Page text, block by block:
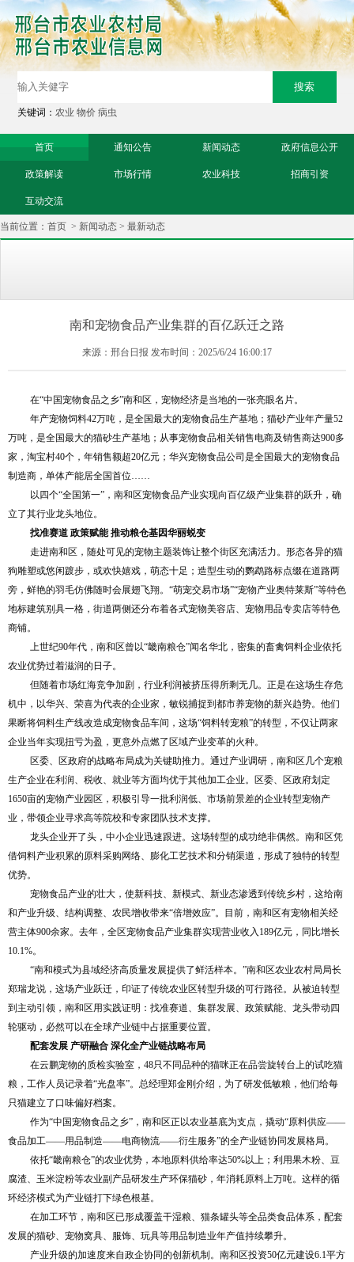
关键词：农业 物价 病虫
首页 通知公告 新闻动态 政府信息公开
政策解读 市场行情 农业科技 招商引资
互动交流
当前位置： 首页 > 新闻动态 > 最新动态
南和宠物食品产业集群的百亿跃迁之路
来源：邢台日报 发布时间：2025/6/24 16:00:17
在“中国宠物食品之乡”南和区，宠物经济是当地的一张亮眼名片。
年产宠物饲料42万吨，是全国最大的宠物食品生产基地；猫砂产业年产量52
万吨，是全国最大的猫砂生产基地；从事宠物食品相关销售电商及销售商达900多
家，淘宝村40个，年销售额超20亿元；华兴宠物食品公司是全国最大的宠物食品
制造商，单体产能居全国首位……
以四个“全国第一”，南和区宠物食品产业实现向百亿级产业集群的跃升，确
立了其行业龙头地位。
找准赛道 政策赋能 推动粮仓基因华丽蜕变
走进南和区，随处可见的宠物主题装饰让整个街区充满活力。形态各异的猫
狗雕塑或悠闲踱步，或欢快嬉戏，萌态十足；造型生动的鹦鹉路标点缀在道路两
旁，鲜艳的羽毛仿佛随时会展翅飞翔。“萌宠交易市场”“宠物产业奥特莱斯”等特色
地标建筑别具一格，街道两侧还分布着各式宠物美容店、宠物用品专卖店等特色
商铺。
上世纪90年代，南和区曾以“畿南粮仓”闻名华北，密集的畜禽饲料企业依托
农业优势过着滋润的日子。
但随着市场红海竞争加剧，行业利润被挤压得所剩无几。正是在这场生存危
机中，以华兴、荣喜为代表的企业家，敏锐捕捉到都市养宠物的新兴趋势。他们
果断将饲料生产线改造成宠物食品车间，这场“饲料转宠粮”的转型，不仅让两家
企业当年实现扭亏为盈，更意外点燃了区域产业变革的火种。
区委、区政府的战略布局成为关键助推力。通过产业调研，南和区几个宠粮
生产企业在利润、税收、就业等方面均优于其他加工企业。区委、区政府划定
1650亩的宠物产业园区，积极引导一批利润低、市场前景差的企业转型宠物产
业，带领企业寻求高等院校和专家团队技术支撑。
龙头企业开了头，中小企业迅速跟进。这场转型的成功绝非偶然。南和区凭
借饲料产业积累的原料采购网络、膨化工艺技术和分销渠道，形成了独特的转型
优势。
宠物食品产业的壮大，使新科技、新模式、新业态渗透到传统乡村，这给南
和产业升级、结构调整、农民增收带来“倍增效应”。目前，南和区有宠物相关经
营主体900余家。去年，全区宠物食品产业集群实现营业收入189亿元，同比增长
10.1%。
“南和模式为县域经济高质量发展提供了鲜活样本。”南和区农业农村局局长
郑瑞龙说，这场产业跃迁，印证了传统农业区转型升级的可行路径。从被迫转型
到主动引领，南和区用实践证明：找准赛道、集群发展、政策赋能、龙头带动四
轮驱动，必然可以在全球产业链中占据重要位置。
配套发展 产研融合 深化全产业链战略布局
在云鹏宠物的质检实验室，48只不同品种的猫咪正在品尝旋转台上的试吃猫
粮，工作人员记录着“光盘率”。总经理郑金刚介绍，为了研发低敏粮，他们给每
只猫建立了口味偏好档案。
作为“中国宠物食品之乡”，南和区正以农业基底为支点，撬动“原料供应——
食品加工——用品制造——电商物流——衍生服务”的全产业链协同发展格局。
依托“畿南粮仓”的农业优势，本地原料供给率达50%以上；利用果木粉、豆
腐渣、玉米淀粉等农业副产品研发生产环保猫砂，年消耗原料上万吨。这样的循
环经济模式为产业链打下绿色根基。
在加工环节，南和区已形成覆盖干湿粮、猫条罐头等全品类食品体系，配套
发展的猫砂、宠物窝具、服饰、玩具等用品制造业年产值持续攀升。
产业升级的加速度来自政企协同的创新机制。南和区投资50亿元建设6.1平方